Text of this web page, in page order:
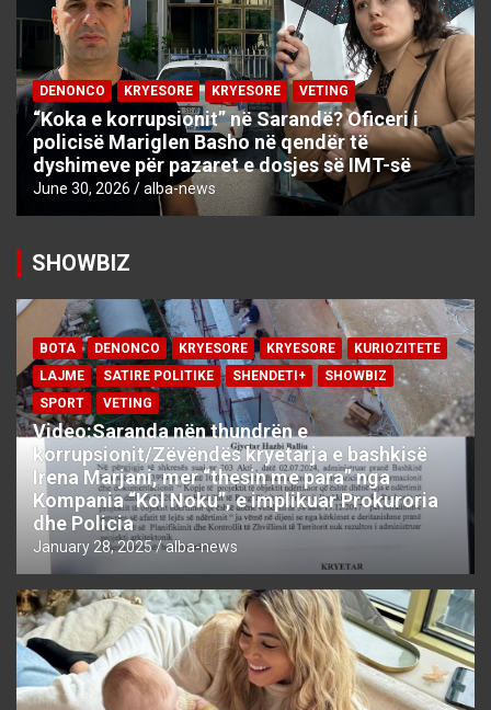
DENONCO KRYESORE KRYESORE VETING
“Koka e korrupsionit” në Sarandë? Oficeri i
policisë Mariglen Basho në qendër të
dyshimeve për pazaret e dosjes së IMT-së
June 30, 2026 alba-news
SHOWBIZ
BOTA DENONCO KRYESORE KRYESORE
KURIOZITETE
LAJME
SATIRE POLITIKE SHENDETI+
SHOWBIZ
SPORT
VETING
Video:Saranda nën thundrën e
korrupsionit/Zëvëndës kryetarja e bashkisë
Irena Marjani, mer “thesin me para” nga
Kompania “Kol Noku”, e implikuar Prokuroria
dhe Policia
January 28, 2025 alba-news